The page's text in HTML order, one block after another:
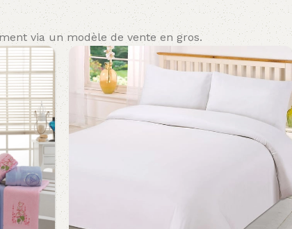
via un modèle de vente en gros.